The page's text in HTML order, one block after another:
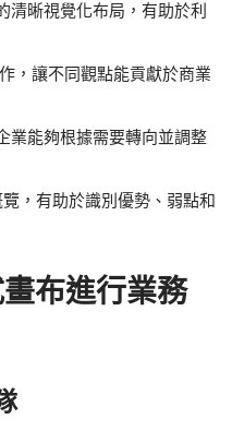
清晰視覺化布局，有助於利
，讓不同觀點能貢獻於商業
業能夠根據需要轉向並調整
，有助於識別優勢、弱點和
布進行業務